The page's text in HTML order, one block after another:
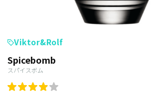
Viktor&Rolf
Spicebomb
スパイスボム